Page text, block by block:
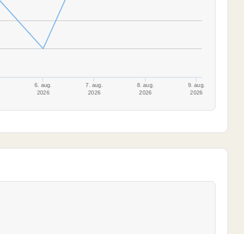
6. aug.
2026
7. aug.
2026
8. aug.
2026
9. aug.
2026